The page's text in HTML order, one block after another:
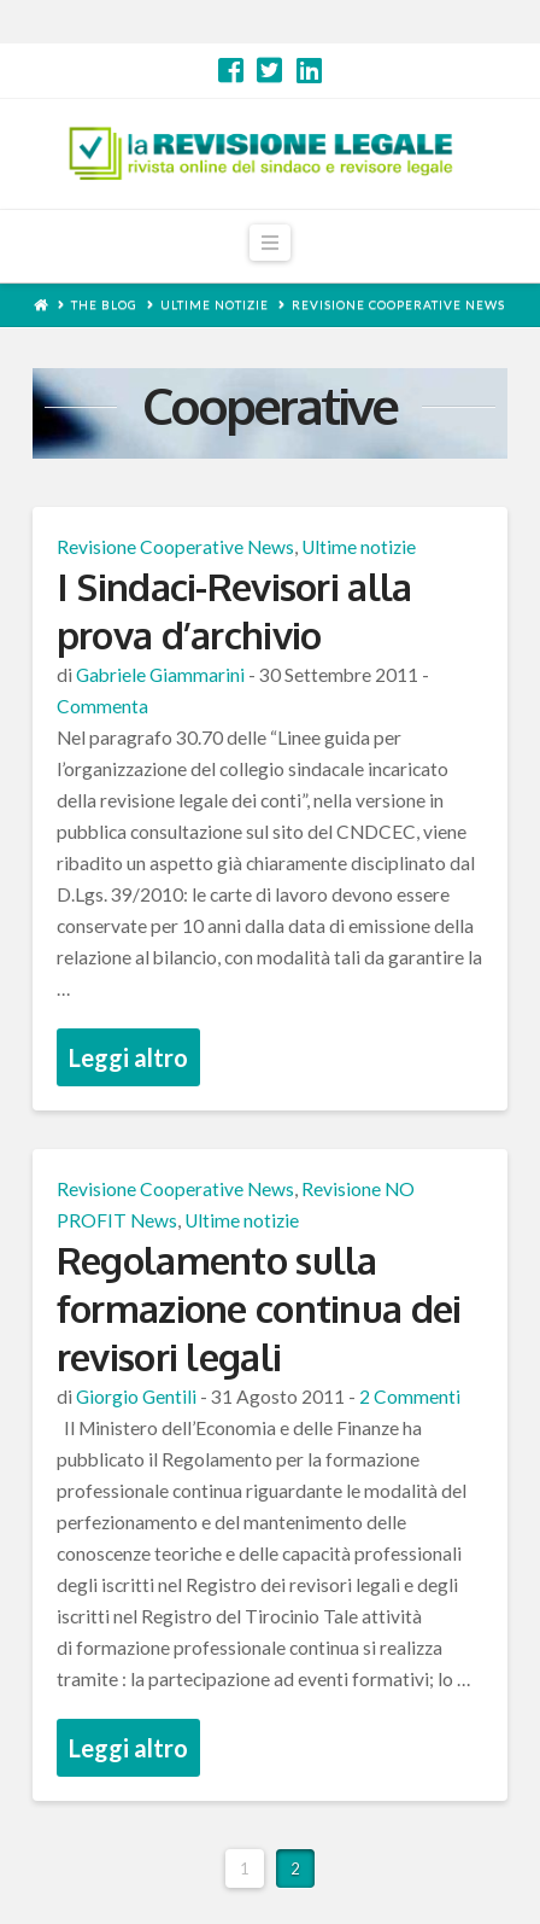
Navigation
THE BLOG ULTIME NOTIZIE REVISIONE COOPERATIVE NEWS
Cooperative
Revisione Cooperative News Ultime notizie
I Sindaci-Revisori alla
prova d’archivio
di Gabriele Giammarini- 30 Settembre 2011 -
Commenta
Nel paragrafo 30.70 delle “Linee guida per
l’organizzazione del collegio sindacale incaricato
della revisione legale dei conti”, nella versione in
pubblica consultazione sul sito del CNDCEC, viene
ribadito un aspetto già chiaramente disciplinato dal
D.Lgs. 39/2010: le carte di lavoro devono essere
conservate per 10 anni dalla data di emissione della
relazione al bilancio, con modalità tali da garantire la
Leggi altro
Revisione Cooperative News, Revisione NO
PROFIT News, Ultime notizie
Regolamento sulla
formazione continua dei
revisori legali
di Giorgio Gentili- 31 Agosto 2011 - 2 Commenti
Il Ministero dell’Economia e delle Finanze ha
pubblicato il Regolamento per la formazione
professionale continua riguardante le modalità del
perfezionamento e del mantenimento delle
conoscenze teoriche e delle capacità professionali
degli iscritti nel Registro dei revisori legali e degli
iscritti nel Registro del Tirocinio Tale attività
di formazione professionale continua si realizza
tramite : la partecipazione ad eventi formativi; lo …
Leggi altro
1 2